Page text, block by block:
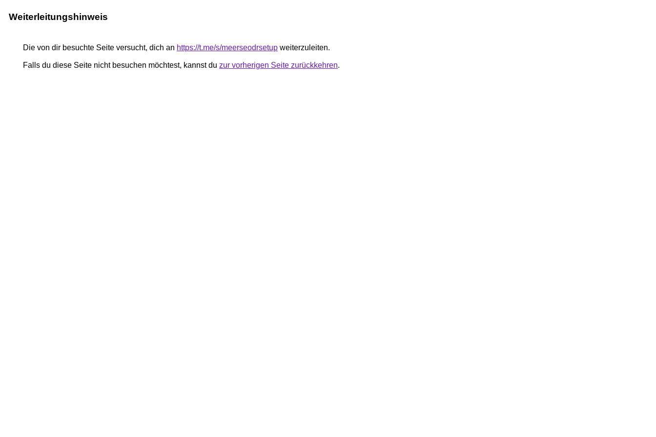
Weiterleitungshinweis
Die von dir besuchte Seite versucht, dich an https://t.me/s/meerseodrsetup weiterzuleiten.
Falls du diese Seite nicht besuchen möchtest, kannst du zur vorherigen Seite zurückkehren.